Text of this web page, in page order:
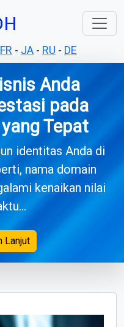
FR - JA - RU - DE
Anda
pada
Tepat
identitas Anda di
nama domain
kenaikan nilai
Lanjut